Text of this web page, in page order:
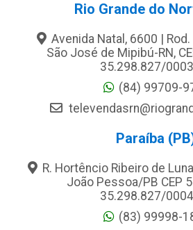
Rio Grande do
Avenida Natal, 6600 |
São José de Mipibú-RN,
35.298.827/
(84) 99709-
Paraíba
R. Hortêncio Ribeiro de
João Pessoa/PB CEP
35.298.827/
(83) 99998-